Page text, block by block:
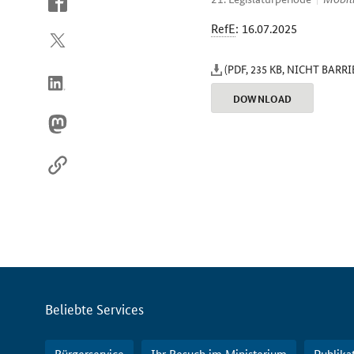
Sie
Internet
RefE: 16.07.2025
(PDF, 235 KB, NICHT
DOWNLOAD
Servicemenü
Beliebte Services